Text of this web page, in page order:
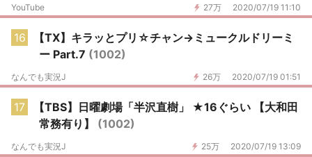
27万 2020/07/19 11:10
YouTube
16
【TX】キラッとプリ☆チャン→ミュークルドリーミ
ー Part.7 (1002)
26万 2020/07/19 01:51
なんでも実況J
17
【TBS】日曜劇場「半沢直樹」 ★16ぐらい 【大和田
常務有り】 (1002)
25万 2020/07/19 13:09
なんでも実況J